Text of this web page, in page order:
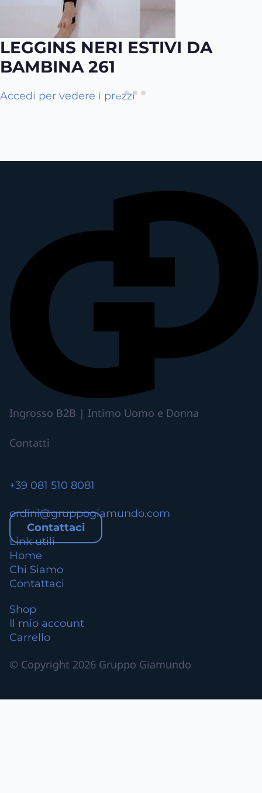
LEGGINS NERI ESTIVI DA
BAMBINA 261
Accedi per vedere i prezzi
Ingrosso B2B | Intimo Uomo e Donna
Contatti
+39 081 510 8081
ordini@gruppogiamundo.com
Contattaci
Link utili
Home
Chi Siamo
Contattaci
Shop
Il mio account
Carrello
© Copyright 2026 Gruppo Giamundo